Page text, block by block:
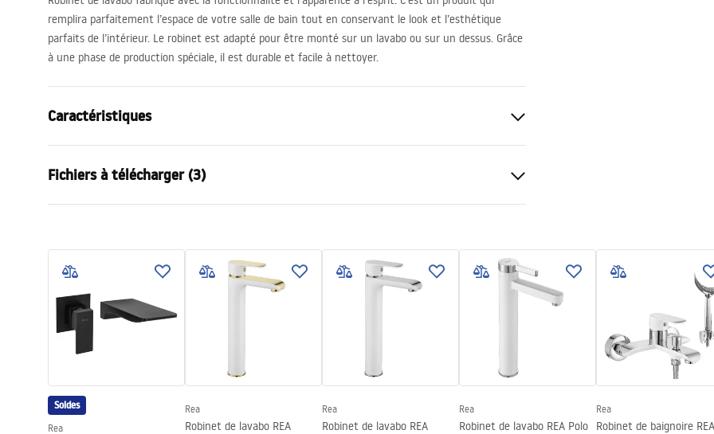
remplira parfaitement l’espace de votre salle de bain tout en conservant le look et l’esthétique
parfaits de l’intérieur. Le robinet est adapté pour être monté sur un lavabo ou sur un dessus. Grâce
à une phase de production spéciale, il est durable et facile à nettoyer.
Caractéristiques
Méthode de montage
Couleur
Blanc, Blanc/Argent
Hauteur
Technologie du revêtement
Garantie
5 ans
Fichiers à télécharger (3)
Warranty_Terms_and_Conditions_
Informations de sécurité
Safety_Information_Faucets.pdf
Soldes
Rea
Rea
Robinet de lavabo REA
Rea
Robinet de lavabo REA
Rea
Robinet de lavabo REA Polo
Rea
Robinet de baignoire REA